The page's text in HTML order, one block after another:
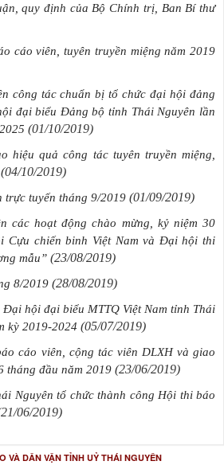
quy định của Bộ Chính trị, Ban Bí thư
cáo viên, tuyên truyền miệng năm 2019
công tác chuẩn bị tổ chức đại hội đảng
đại biểu Đảng bộ tỉnh Thái Nguyên lần
(01/10/2019)
hiệu quả công tác tuyên truyền miệng,
(04/10/2019)
trực tuyến tháng 9/2019 (01/09/2019)
các hoạt động chào mừng, kỷ niệm 30
Cựu chiến binh Việt Nam và Đại hội thi
mẫu” (23/08/2019)
8/2019 (28/08/2019)
Đại hội đại biểu MTTQ Việt Nam tỉnh Thái
kỳ 2019-2024 (05/07/2019)
cáo viên, cộng tác viên DLXH và giao
tháng đầu năm 2019 (23/06/2019)
Nguyên tổ chức thành công Hội thi báo
06/2019)
VÀ DÂN VẬN TỈNH UỶ THÁI NGUYÊN